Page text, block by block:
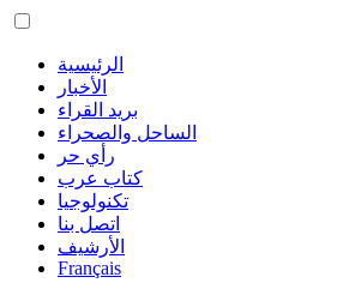
الرئيسية
الأخبار
بريد القراء
الساحل والصحراء
رأي حر
كتاب عرب
تكنولوجيا
اتصل بنا
الأرشيف
Français